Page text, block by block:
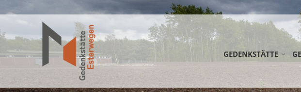
GEDENKSTÄTTE
STIFTUNG